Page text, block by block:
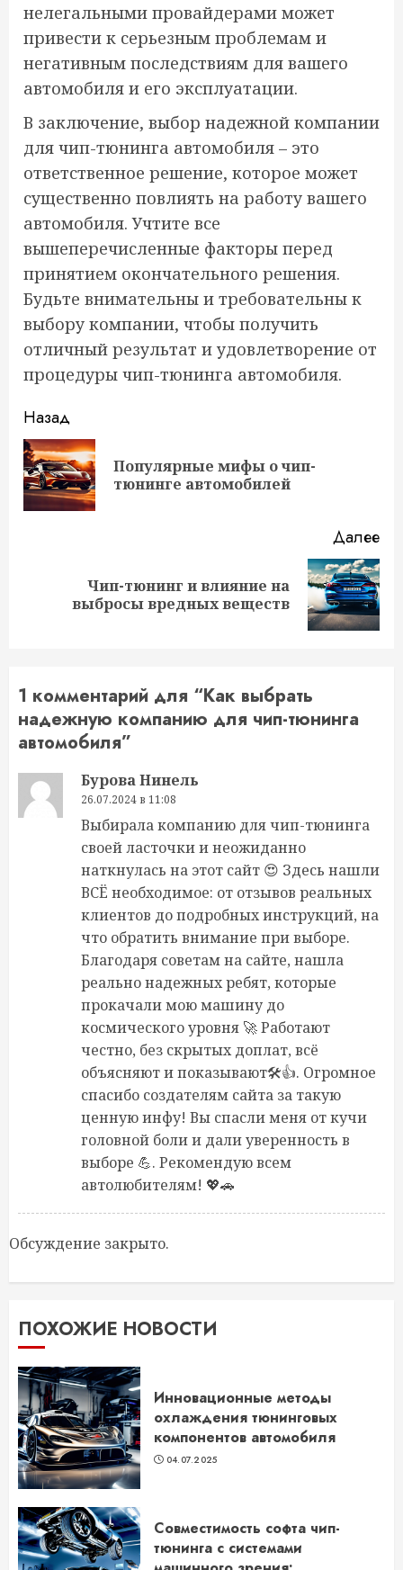
нелегальными провайдерами может
привести к серьезным проблемам и
негативным последствиям для вашего
автомобиля и его эксплуатации.
В заключение, выбор надежной компании
для чип-тюнинга автомобиля – это
ответственное решение, которое может
существенно повлиять на работу вашего
автомобиля. Учтите все
вышеперечисленные факторы перед
принятием окончательного решения.
Будьте внимательны и требовательны к
выбору компании, чтобы получить
отличный результат и удовлетворение от
процедуры чип-тюнинга автомобиля.
Продолжить
чтение
Назад
Популярные мифы о чип-
тюнинге автомобилей
Далее
Следующая
запись:
Чип-тюнинг и влияние на
выбросы вредных веществ
1 комментарий для “Как выбрать
надежную компанию для чип-тюнинга
автомобиля”
Бурова Нинель
26.07.2024 в 11:08
Выбирала компанию для чип-тюнинга
своей ласточки и неожиданно
наткнулась на этот сайт 😍 Здесь нашли
ВСЁ необходимое: от отзывов реальных
клиентов до подробных инструкций, на
что обратить внимание при выборе.
Благодаря советам на сайте, нашла
реально надежных ребят, которые
прокачали мою машину до
космического уровня 🚀 Работают
честно, без скрытых доплат, всё
объясняют и показывают🛠️👍. Огромное
спасибо создателям сайта за такую
ценную инфу! Вы спасли меня от кучи
головной боли и дали уверенность в
выборе 💪. Рекомендую всем
автолюбителям! 💖🚗
Обсуждение закрыто.
ПОХОЖИЕ НОВОСТИ
Инновационные методы
охлаждения тюнинговых
компонентов автомобиля
04.07.2025
Совместимость софта чип-
тюнинга с системами